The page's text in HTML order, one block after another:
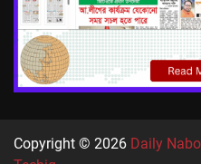
Copyright © 2026 Daily